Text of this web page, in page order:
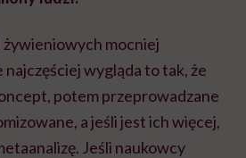
mocniej
wygląda to tak, że
potem przeprowadzane
a jeśli jest ich więcej,
Jeśli naukowcy